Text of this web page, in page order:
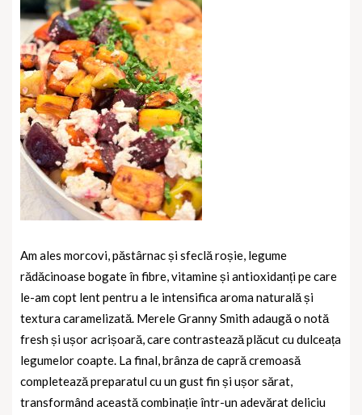
Am ales morcovi, păstârnac și sfeclă roșie, legume
rădăcinoase bogate în fibre, vitamine și antioxidanți pe care
le-am copt lent pentru a le intensifica aroma naturală și
textura caramelizată. Merele Granny Smith adaugă o notă
fresh și ușor acrișoară, care contrastează plăcut cu dulceața
legumelor coapte. La final, brânza de capră cremoasă
completează preparatul cu un gust fin și ușor sărat,
transformând această combinație într-un adevărat deliciu